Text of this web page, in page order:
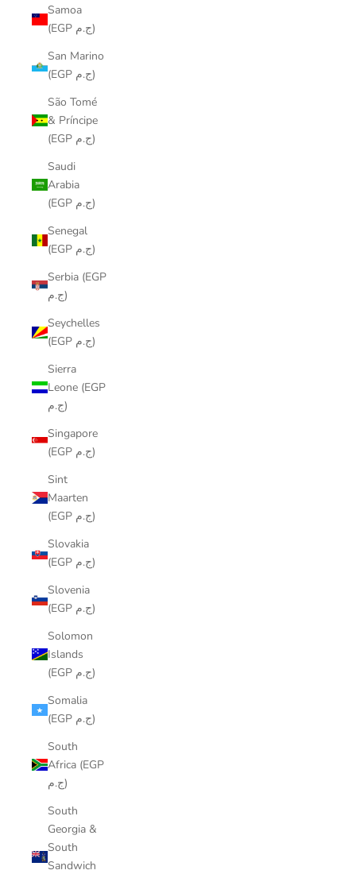
Samoa
(EGP ج.م)
San Marino
(EGP ج.م)
São Tomé
& Príncipe
(EGP ج.م)
Saudi
Arabia
(EGP ج.م)
Senegal
(EGP ج.م)
Serbia (EGP
ج.م)
Seychelles
(EGP ج.م)
Sierra
Leone (EGP
ج.م)
Singapore
(EGP ج.م)
Sint
Maarten
(EGP ج.م)
Slovakia
(EGP ج.م)
Slovenia
(EGP ج.م)
Solomon
Islands
(EGP ج.م)
Somalia
(EGP ج.م)
South
Africa (EGP
ج.م)
South
Georgia &
South
Sandwich